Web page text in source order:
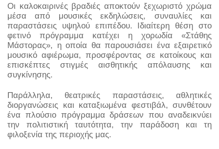
Οι καλοκαιρινές βραδιές αποκτούν ξεχωριστό χρώμα
μέσα από μουσικές εκδηλώσεις, συναυλίες και
παραστάσεις υψηλού επιπέδου. Ιδιαίτερη θέση στο
φετινό πρόγραμμα κατέχει η χορωδία «Στάθης
Μάστορας», η οποία θα παρουσιάσει ένα εξαιρετικό
μουσικό αφιέρωμα, προσφέροντας σε κατοίκους και
επισκέπτες στιγμές αισθητικής απόλαυσης και
συγκίνησης.
Παράλληλα, θεατρικές παραστάσεις, αθλητικές
διοργανώσεις και καταξιωμένα φεστιβάλ, συνθέτουν
ένα πλούσιο πρόγραμμα δράσεων που αναδεικνύει
την πολιτιστική ταυτότητα, την παράδοση και τη
φιλοξενία της περιοχής μας.